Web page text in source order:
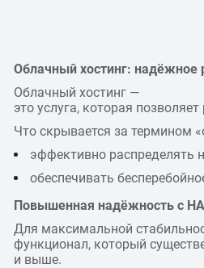
Облачный хостинг: надёжное
Облачный хостинг —
это услуга, которая
Что скрывается за термином
эффективно распределять
обеспечивать
Повышенная надёжность с
Для максимальной
функционал, который
и выше.